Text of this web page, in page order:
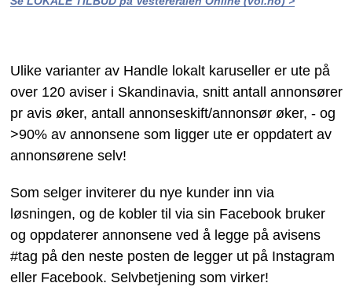
Ulike varianter av Handle lokalt karuseller er ute på
over 120 aviser i Skandinavia, snitt antall annonsører
pr avis øker, antall annonseskift/annonsør øker, - og
>90% av annonsene som ligger ute er oppdatert av
annonsørene selv!
Som selger inviterer du nye kunder inn via
løsningen, og de kobler til via sin Facebook bruker
og oppdaterer annonsene ved å legge på avisens
#tag på den neste posten de legger ut på Instagram
eller Facebook. Selvbetjening som virker!